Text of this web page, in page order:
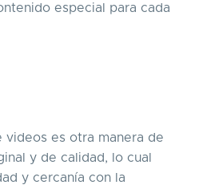
especial para cada
videos es otra manera de
y de calidad, lo cual
y cercanía con la